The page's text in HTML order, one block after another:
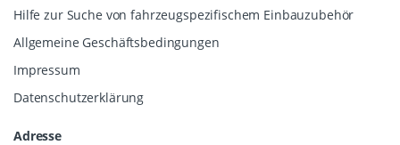
Hilfe zur Suche von fahrzeugspezifischem Einbauzubehör
Allgemeine Geschäftsbedingungen
Impressum
Datenschutzerklärung
Adresse